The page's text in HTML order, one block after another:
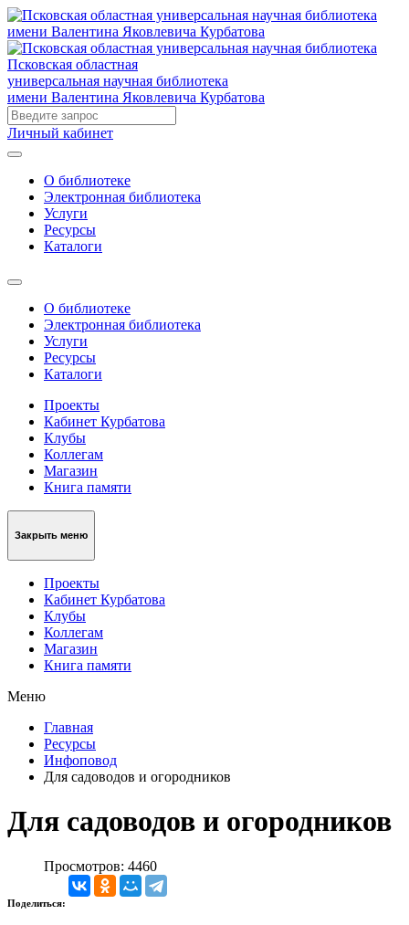
Псковская областная
универсальная научная библиотека
имени Валентина Яковлевича Курбатова
Личный кабинет
О библиотеке
Электронная библиотека
Услуги
Ресурсы
Каталоги
О библиотеке
Электронная библиотека
Услуги
Ресурсы
Каталоги
Проекты
Кабинет Курбатова
Клубы
Коллегам
Магазин
Книга памяти
Закрыть меню
Проекты
Кабинет Курбатова
Клубы
Коллегам
Магазин
Книга памяти
Меню
Главная
Ресурсы
Инфоповод
Для садоводов и огородников
Для садоводов и огородников
Просмотров: 4460
Поделиться: